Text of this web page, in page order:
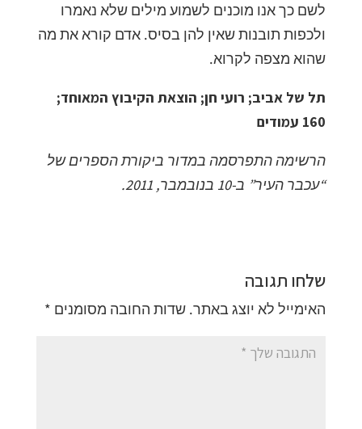
לשם כך אנו מוכנים לשמוע מילים שלא נאמרו
ולכפות תובנות שאין להן בסיס. אדם קורא את מה
שהוא מצפה לקרוא.
תל של אביב; רועי חן; הוצאת הקיבוץ המאוחד;
160 עמודים
הרשימה התפרסמה במדור ביקורת הספרים של
“עכבר העיר” ב-10 בנובמבר, 2011.
שלחו תגובה
האימייל לא יוצג באתר. שדות החובה מסומנים *